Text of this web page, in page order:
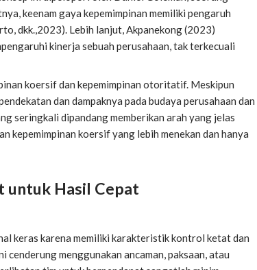
keenam gaya kepemimpinan memiliki pengaruh
dkk.,2023). Lebih lanjut,Akpanekong(2023)
kinerja sebuah perusahaan, tak terkecuali
koersif dan kepemimpinan otoritatif. Meskipun
dan dampaknya pada budaya perusahaan dan
seringkali dipandang memberikan arah yang jelas
kepemimpinan koersif yang lebih menekan dan hanya
untuk Hasil Cepat
keras karena memiliki karakteristik kontrol ketat dan
menggunakan ancaman, paksaan, atau